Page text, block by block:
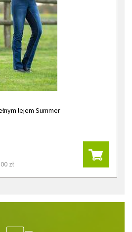
lejem Summer
zł